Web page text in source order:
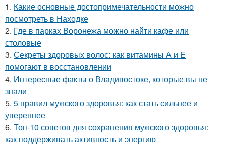
1. Какие основные достопримечательности можно
посмотреть в Находке
2. Где в парках Воронежа можно найти кафе или
столовые
3. Секреты здоровых волос: как витамины А и Е
помогают в восстановлении
4. Интересные факты о Владивостоке, которые вы не
знали
5. 5 правил мужского здоровья: как стать сильнее и
увереннее
6. Топ-10 советов для сохранения мужского здоровья:
как поддерживать активность и энергию